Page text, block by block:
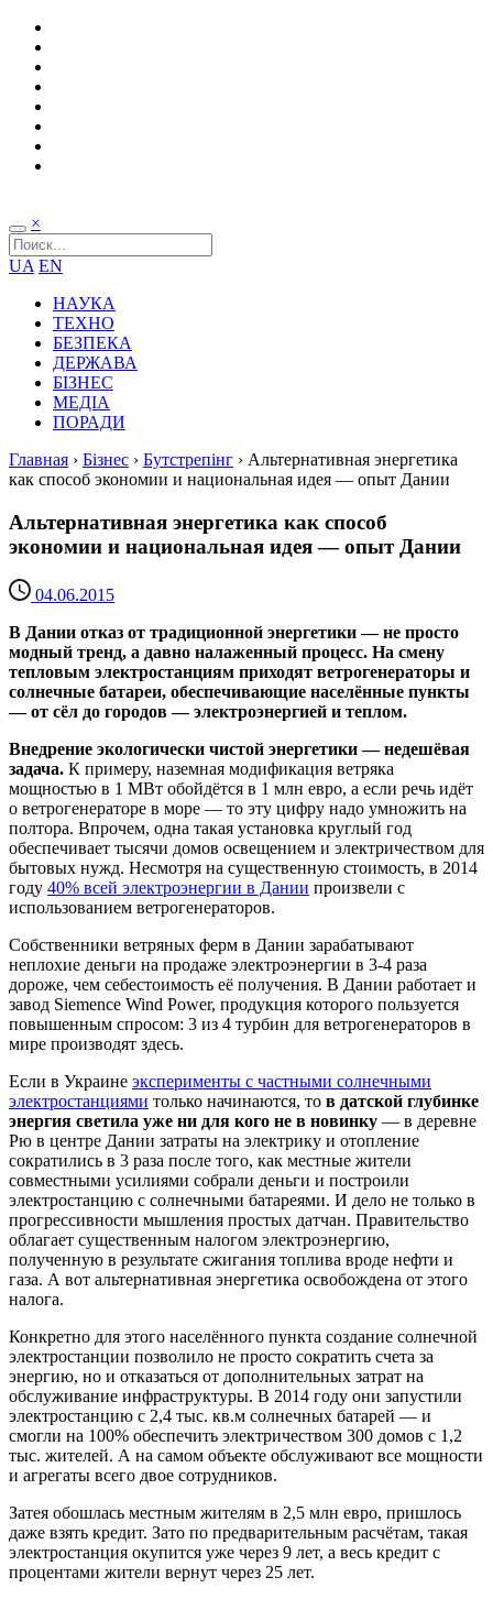
×
UA EN
НАУКА
ТЕХНО
БЕЗПЕКА
ДЕРЖАВА
БІЗНЕС
МЕДІА
ПОРАДИ
Главная › Бізнес › Бутстрепінг › Альтернативная энергетика
как способ экономии и национальная идея — опыт Дании
Альтернативная энергетика как способ
экономии и национальная идея — опыт Дании
04.06.2015
В Дании отказ от традиционной энергетики — не просто
модный тренд, а давно налаженный процесс. На смену
тепловым электростанциям приходят ветрогенераторы и
солнечные батареи, обеспечивающие населённые пункты
— от сёл до городов — электроэнергией и теплом.
Внедрение экологически чистой энергетики — недешёвая
задача. К примеру, наземная модификация ветряка
мощностью в 1 МВт обойдётся в 1 млн евро, а если речь идёт
о ветрогенераторе в море — то эту цифру надо умножить на
полтора. Впрочем, одна такая установка круглый год
обеспечивает тысячи домов освещением и электричеством для
бытовых нужд. Несмотря на существенную стоимость, в 2014
году 40% всей электроэнергии в Дании произвели с
использованием ветрогенераторов.
Собственники ветряных ферм в Дании зарабатывают
неплохие деньги на продаже электроэнергии в 3-4 раза
дороже, чем себестоимость её получения. В Дании работает и
завод Siemence Wind Power, продукция которого пользуется
повышенным спросом: 3 из 4 турбин для ветрогенераторов в
мире производят здесь.
Если в Украине эксперименты с частными солнечными
электростанциями только начинаются, то в датской глубинке
энергия светила уже ни для кого не в новинку — в деревне
Рю в центре Дании затраты на электрику и отопление
сократились в 3 раза после того, как местные жители
совместными усилиями собрали деньги и построили
электростанцию с солнечными батареями. И дело не только в
прогрессивности мышления простых датчан. Правительство
облагает существенным налогом электроэнергию,
полученную в результате сжигания топлива вроде нефти и
газа. А вот альтернативная энергетика освобождена от этого
налога.
Конкретно для этого населённого пункта создание солнечной
электростанции позволило не просто сократить счета за
энергию, но и отказаться от дополнительных затрат на
обслуживание инфраструктуры. В 2014 году они запустили
электростанцию с 2,4 тыс. кв.м солнечных батарей — и
смогли на 100% обеспечить электричеством 300 домов с 1,2
тыс. жителей. А на самом объекте обслуживают все мощности
и агрегаты всего двое сотрудников.
Затея обошлась местным жителям в 2,5 млн евро, пришлось
даже взять кредит. Зато по предварительным расчётам, такая
электростанция окупится уже через 9 лет, а весь кредит с
процентами жители вернут через 25 лет.